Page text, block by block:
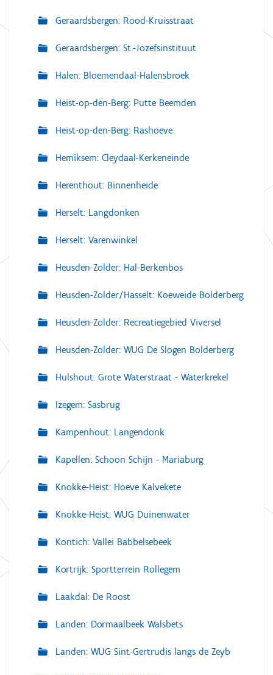
Geraardsbergen: Rood-Kruisstraat
Geraardsbergen: St.-Jozefsinstituut
Halen: Bloemendaal-Halensbroek
Heist-op-den-Berg: Putte Beemden
Heist-op-den-Berg: Rashoeve
Hemiksem: Cleydaal-Kerkeneinde
Herenthout: Binnenheide
Herselt: Langdonken
Herselt: Varenwinkel
Heusden-Zolder: Hal-Berkenbos
Heusden-Zolder/Hasselt: Koeweide Bolderberg
Heusden-Zolder: Recreatiegebied Viversel
Heusden-Zolder: WUG De Slogen Bolderberg
Hulshout: Grote Waterstraat - Waterkrekel
Izegem: Sasbrug
Kampenhout: Langendonk
Kapellen: Schoon Schijn - Mariaburg
Knokke-Heist: Hoeve Kalvekete
Knokke-Heist: WUG Duinenwater
Kontich: Vallei Babbelsebeek
Kortrijk: Sportterrein Rollegem
Laakdal: De Roost
Landen: Dormaalbeek Walsbets
Landen: WUG Sint-Gertrudis langs de Zeyb